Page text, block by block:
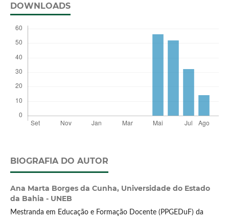
DOWNLOADS
BIOGRAFIA DO AUTOR
Ana Marta Borges da Cunha, Universidade do Estado
da Bahia - UNEB
Mestranda em Educação e Formação Docente (PPGEDuF) da